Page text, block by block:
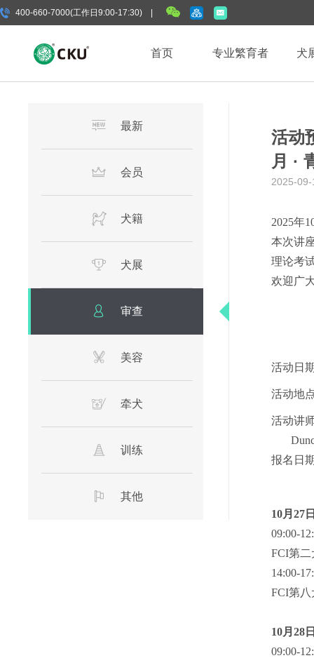
400-660-7000(工作日9:00-17:30) |
首页 专业繁育者 犬
最新
会员
犬籍
犬展
审查
美容
牵犬
训练
其他
活动
月 ·
2025-
2025年
本次讲
理论考
欢迎广
活动日
活动地
活动讲
报名日
10月27
09:00-
FCI第
14:00-
FCI第
10月28
09:00-